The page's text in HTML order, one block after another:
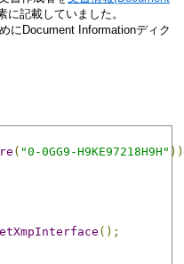
に記載していました。
にDocument Informationディク
( "0-0GG9-H9KE97218H9H" ))
();